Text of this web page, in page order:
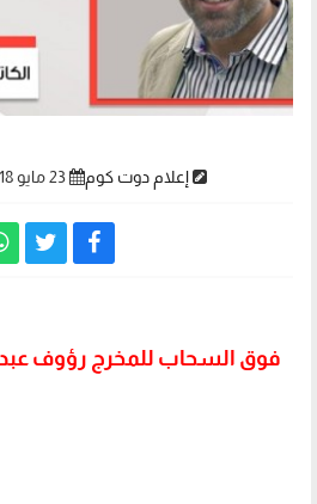
إعلام دوت كوم
فوق السحاب للمخرج رؤوف عبد